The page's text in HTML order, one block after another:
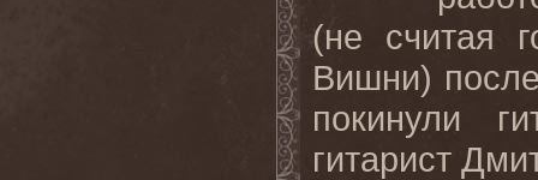
(не считая
Вишни) после
покинули
гитарист